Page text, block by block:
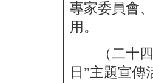
專家委員會
用。
（二十四
日”主題宣